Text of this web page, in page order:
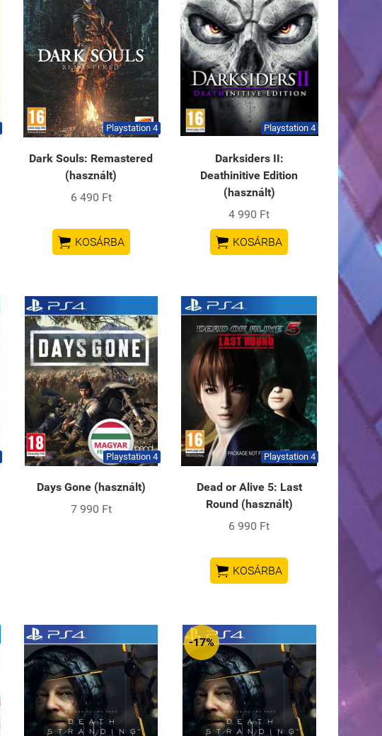
Playstation 4
Dark Souls: Remastered
(használt)
6 490 Ft
 KOSÁRBA
Playstation 4
Darksiders II:
Deathinitive Edition
(használt)
4 990 Ft
 KOSÁRBA
Playstation 4
Days Gone (használt)
7 990 Ft
Playstation 4
Dead or Alive 5: Last
Round (használt)
6 990 Ft
 KOSÁRBA
-17%